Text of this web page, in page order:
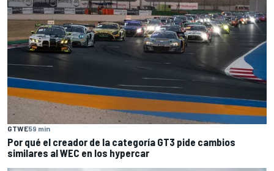
GTWE59 min
Por qué el creador de la categoría GT3 pide cambios
similares al WEC en los hypercar